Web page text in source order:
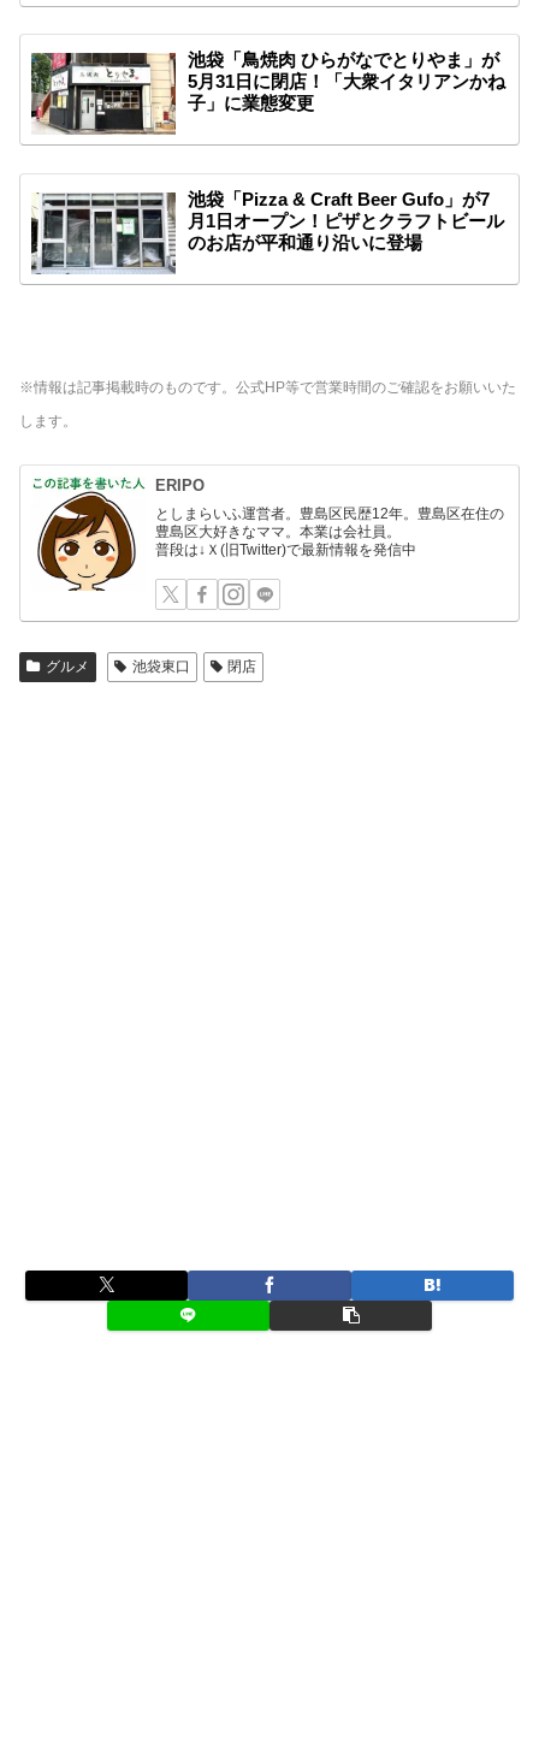
池袋「鳥焼肉 ひらがなでとりやま」が
5月31日に閉店！「大衆イタリアンかね
子」に業態変更
池袋「Pizza & Craft Beer Gufo」が7
月1日オープン！ピザとクラフトビール
のお店が平和通り沿いに登場
※情報は記事掲載時のものです。公式HP等で営業時間のご確認をお願いいた
します。
ERIPO
としまらいふ運営者。豊島区民歴12年。豊島区在住の
豊島区大好きなママ。本業は会社員。
普段は↓Ｘ(旧Twitter)で最新情報を発信中
グルメ 池袋東口 閉店